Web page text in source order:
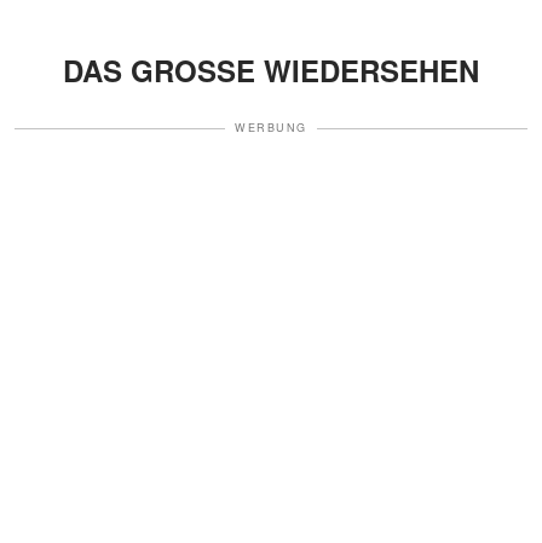
DAS GROSSE WIEDERSEHEN
WERBUNG